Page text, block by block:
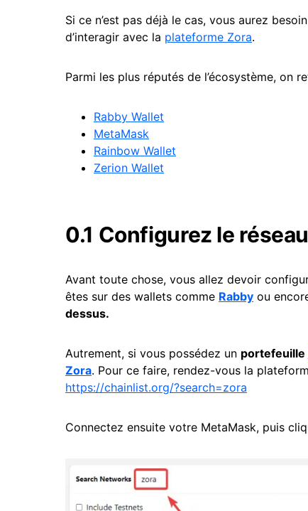
Si ce n’est pas déjà le cas, vous aurez
d’interagir avec la plateforme Zora.
Parmi les plus réputés de l’écosystème, on
Rabby Wallet
MetaMask
Rainbow Wallet
Zerion Wallet
0.1 Configurez le
Avant toute chose, vous allez devoir
êtes sur des wallets comme Rabby ou
dessus.
Autrement, si vous possédez un portefeuille
Zora. Pour ce faire, rendez-vous la
https://chainlist.org/?search=zora
Connectez ensuite votre MetaMask, puis